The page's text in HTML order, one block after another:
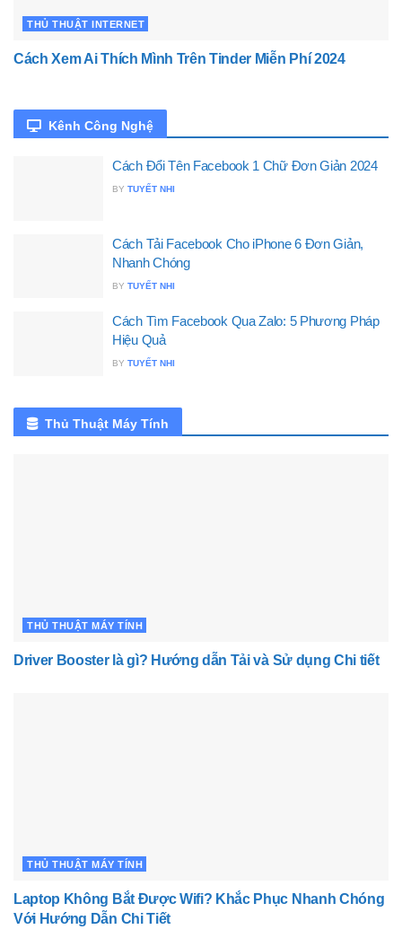
THỦ THUẬT INTERNET
Cách Xem Ai Thích Mình Trên Tinder Miễn Phí 2024
Kênh Công Nghệ
Cách Đổi Tên Facebook 1 Chữ Đơn Giản 2024
BY TUYẾT NHI
Cách Tải Facebook Cho iPhone 6 Đơn Giản,
Nhanh Chóng
BY TUYẾT NHI
Cách Tìm Facebook Qua Zalo: 5 Phương Pháp
Hiệu Quả
BY TUYẾT NHI
Thủ Thuật Máy Tính
THỦ THUẬT MÁY TÍNH
Driver Booster là gì? Hướng dẫn Tải và Sử dụng Chi tiết
THỦ THUẬT MÁY TÍNH
Laptop Không Bắt Được Wifi? Khắc Phục Nhanh Chóng
Với Hướng Dẫn Chi Tiết